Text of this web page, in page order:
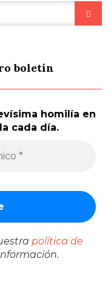
boletín
homilía en
cada día.
política de